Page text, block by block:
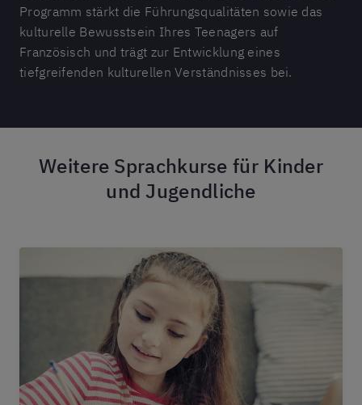
Programm stärkt die Führungsqualitäten sowie das
kulturelle Bewusstsein Ihres Teenagers auf
Französisch und trägt zur Entwicklung eines
tiefgreifenden kulturellen Verständnisses bei.
Weitere Sprachkurse für Kinder
und Jugendliche